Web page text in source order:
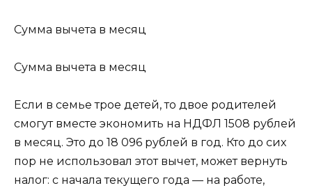
Сумма вычета в месяц
Сумма вычета в месяц
Если в семье трое детей, то двое родителей
смогут вместе экономить на НДФЛ 1508 рублей
в месяц. Это до 18 096 рублей в год. Кто до сих
пор не использовал этот вычет, может вернуть
налог: с начала текущего года — на работе,